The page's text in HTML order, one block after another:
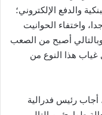
والدفع الإلكتروني؛
واختفاء الحوانيت
أصبح من الصعب
هذا النوع من
رئيس فدرالية